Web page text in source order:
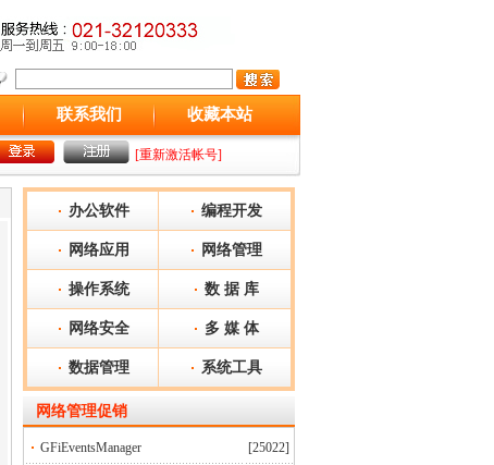
联系我们 收藏本站
[重新激活帐号]
办公软件 编程开发
网络应用 网络管理
操作系统 数 据 库
网络安全 多 媒 体
数据管理 系统工具
网络管理促销
GFiEventsManager [25022]